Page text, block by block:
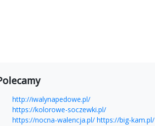
http://iwalynapedowe.pl/
https://kolorowe-soczewki.pl/
https://nocna-walencja.pl/ https://big-kam.pl/